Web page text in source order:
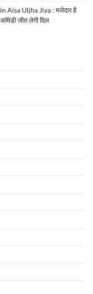
Aisa Uljha Jiya : मजेदार है
जीत लेगी दिल